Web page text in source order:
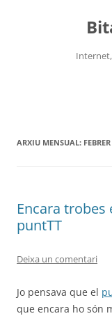
ARXIU MENSUAL:
Encara trobes
puntTT
Deixa un comentari
Jo pensava que el
que encara ho són